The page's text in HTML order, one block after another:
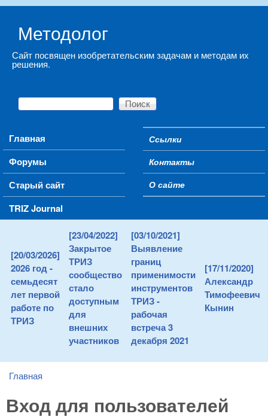
Методолог
Сайт посвящен изобретательским задачам и методам их
решения.
Форма поиска
Поиск
Main menu
Главная
Форумы
Старый сайт
TRIZ Journal
Secondary menu
Ссылки
Контакты
О сайте
[20/03/2026]
2026 год -
семьдесят
лет первой
работе по
ТРИЗ
[23/04/2022]
Закрытое
ТРИЗ
сообщество
стало
доступным
для
внешних
участников
[03/10/2021]
Выявление
границ
применимости
инструментов
ТРИЗ -
рабочая
встреча 3
декабря 2021
[17/11/2020]
Александр
Тимофеевич
Кынин
You are here
Главная
Вход для пользователей